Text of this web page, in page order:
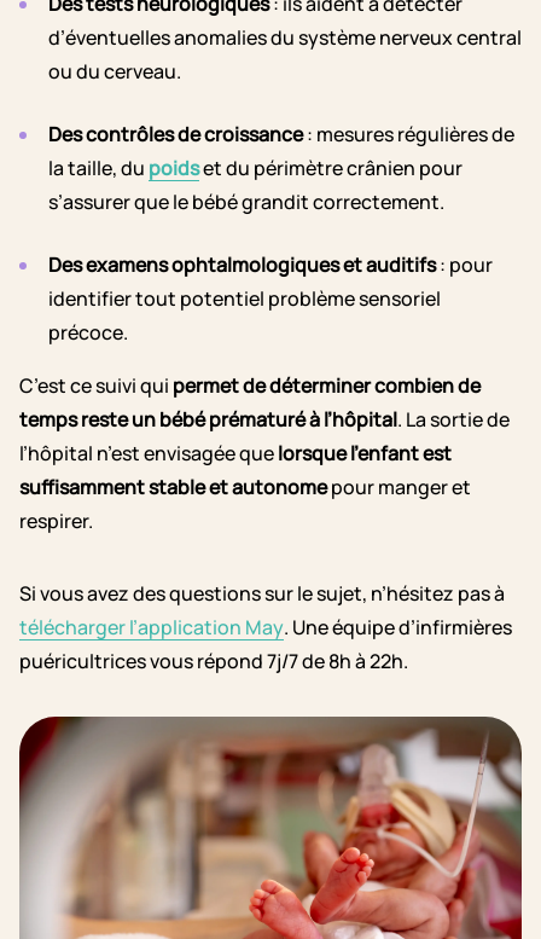
d’éventuelles anomalies du système nerveux central
ou du cerveau.
Des contrôles de croissance: mesures régulières de
la taille, du poidset du périmètre crânien pour
s’assurer que le bébé grandit correctement.
Des examens ophtalmologiques et auditifs: pour
identifier tout potentiel problème sensoriel
précoce.
C’est ce suivi qui permet de déterminer combien de
temps reste un bébé prématuré à l’hôpital. La sortie de
l’hôpital n’est envisagée quelorsque l’enfant est
suffisamment stable et autonomepour manger et
respirer.
Si vous avez des questions sur le sujet, n’hésitez pas à
télécharger l’application May. Une équipe d’infirmières
puéricultrices vous répond 7j/7 de 8h à 22h.